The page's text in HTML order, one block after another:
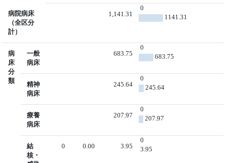
病院病床
（全区分
計）
1,141.31
0
1141.31
病
床
分
類
一般
病床
683.75
0
683.75
精神
病床
245.64
0
245.64
療養
病床
207.97
0
207.97
結
核・
0 0.00 3.95
0
3.95